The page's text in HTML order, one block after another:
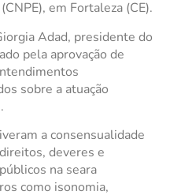
em Fortaleza (CE).
Adad, presidente do
pela aprovação de
sobre a atuação
a consensualidade
deveres e
na seara
como isonomia,